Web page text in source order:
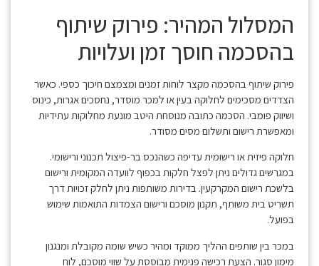
המסלול המהיר: פירוק שיתוף
בהסכמה חוסך זמן ועלויות
פירוק שיתוף בהסכמה מקצר לוחות זמנים ומצמצם חיכוך כספי. כאשר
הצדדים מסכימים לחלוקה בעין או למכר מוסדר, נחסכים אגרות, כינוס
ושיווק פומבי. הסכמה כתובה מנוסחת היטב מונעת מחלוקות עתידיות
ומאפשרת רישום ותשלום מסים מסודר.
חלוקה פיזית או רישומית עדיפה כשהנכס בר-פיצול תכנוני ורישומי.
במגרשים גדולים ניתן לפצל חלקות בכפוף לוועדה המקומית ורישום
בלשכת רישום המקרקעין. בדירות משותפות ניתן לחלק זכויות דרך
תשריט בית משותף, תקנון מוסכם ורישום הצמדות התואמות שימוש
בפועל.
במכר בין שותפים ההליך ממוקד ומהיר כשיש שומה מקובלת ומנגנון
מימון סגור. הצעת רכישה פנימית מבוססת על שווי מוסכם, לוח